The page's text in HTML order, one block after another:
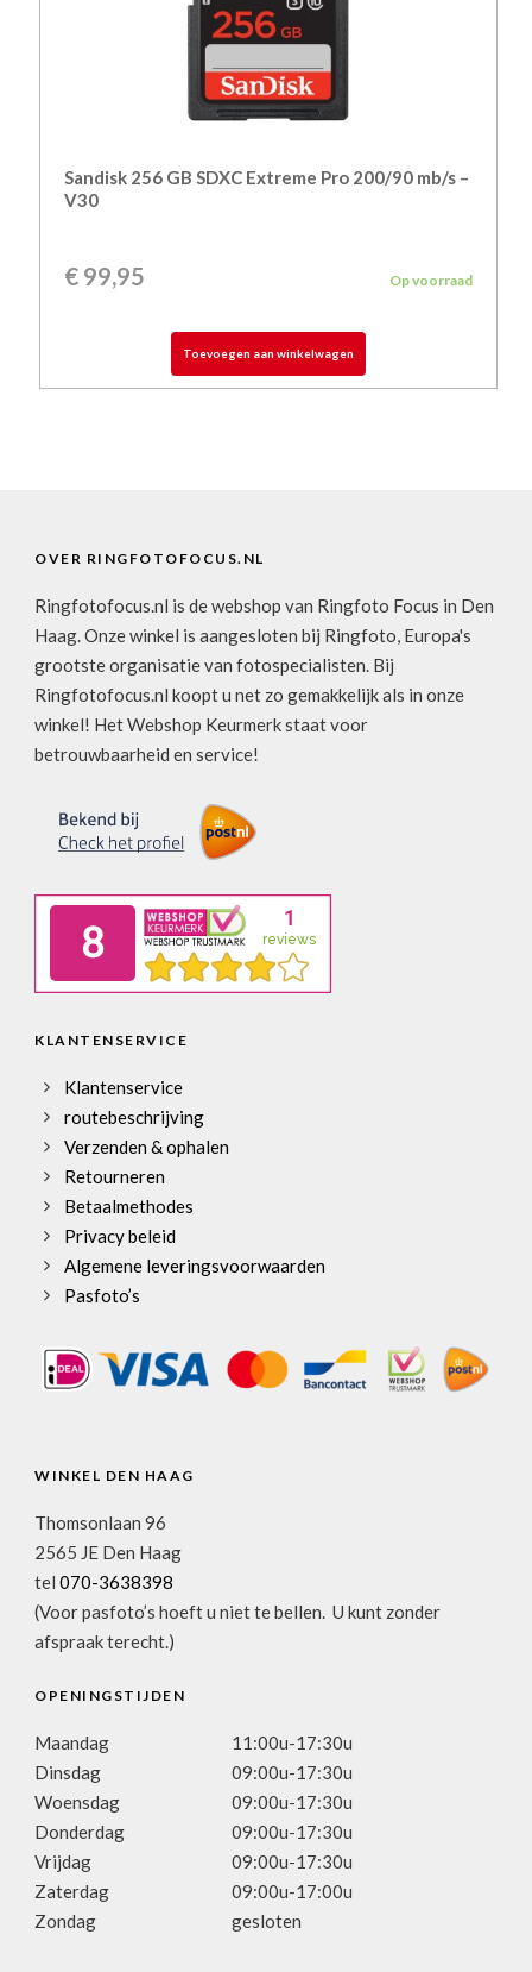
Sandisk 256 GB SDXC Extreme Pro 200/90 mb/s –
V30
€99,95 Op voorraad
Toevoegen aan winkelwagen
OVER RINGFOTOFOCUS.NL
Ringfotofocus.nl is de webshop van Ringfoto Focus in Den
Haag. Onze winkel is aangesloten bij Ringfoto, Europa's
grootste organisatie van fotospecialisten. Bij
Ringfotofocus.nl koopt u net zo gemakkelijk als in onze
winkel! Het Webshop Keurmerk staat voor
betrouwbaarheid en service!
KLANTENSERVICE
Klantenservice
routebeschrijving
Verzenden & ophalen
Retourneren
Betaalmethodes
Privacy beleid
Algemene leveringsvoorwaarden
Pasfoto’s
WINKEL DEN HAAG
Thomsonlaan 96
2565 JE Den Haag
tel 070-3638398
(Voor pasfoto’s hoeft u niet te bellen. U kunt zonder
afspraak terecht.)
OPENINGSTIJDEN
Maandag
11:00u-17:30u
Dinsdag
09:00u-17:30u
Woensdag
09:00u-17:30u
Donderdag
09:00u-17:30u
Vrijdag
09:00u-17:30u
Zaterdag
09:00u-17:00u
Zondag
gesloten